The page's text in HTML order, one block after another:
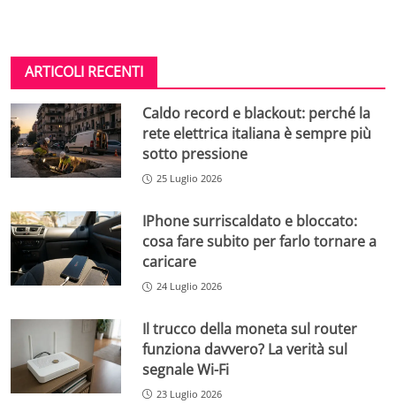
ARTICOLI RECENTI
Caldo record e blackout: perché la
rete elettrica italiana è sempre più
sotto pressione
25 Luglio 2026
IPhone surriscaldato e bloccato:
cosa fare subito per farlo tornare a
caricare
24 Luglio 2026
Il trucco della moneta sul router
funziona davvero? La verità sul
segnale Wi-Fi
23 Luglio 2026